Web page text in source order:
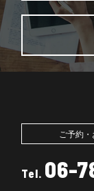
ご予約
Tel. 06-